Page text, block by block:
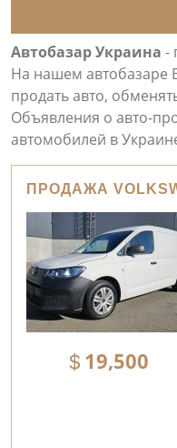
Автобазар Украина -
На нашем автобазаре
продать авто,
Объявления о авто-
автомобилей в
ПРОДАЖА
19,500